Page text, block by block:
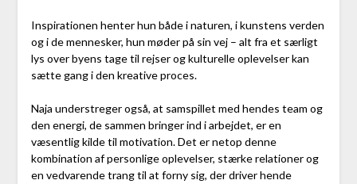
Inspirationen henter hun både i naturen, i kunstens verden
og i de mennesker, hun møder på sin vej – alt fra et særligt
lys over byens tage til rejser og kulturelle oplevelser kan
sætte gang i den kreative proces.
Naja understreger også, at samspillet med hendes team og
den energi, de sammen bringer ind i arbejdet, er en
væsentlig kilde til motivation. Det er netop denne
kombination af personlige oplevelser, stærke relationer og
en vedvarende trang til at forny sig, der driver hende